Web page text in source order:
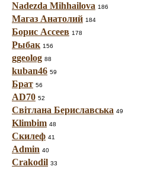
Nadezda Mihhailova 186
Магаз Анатолий 184
Борис Ассеев 178
Рыбак 156
ggeolog 88
kuban46 59
Брат 56
AD70 52
Світлана Бериславська 49
Klimbim 48
Скилеф 41
Admin 40
Crakodil 33